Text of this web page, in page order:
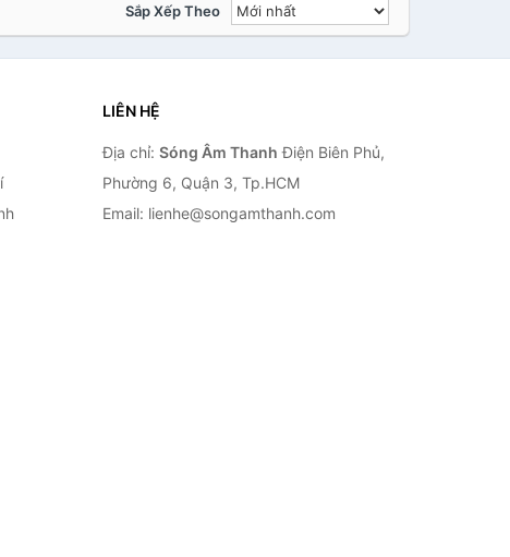
Sắp Xếp Theo
LIÊN HỆ
Địa chỉ: Sóng Âm Thanh Điện Biên Phủ,
Phường 6, Quận 3, Tp.HCM
Email: lienhe@songamthanh.com